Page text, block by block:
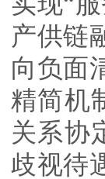
产供链
向负面
精简机
关系协
歧视待